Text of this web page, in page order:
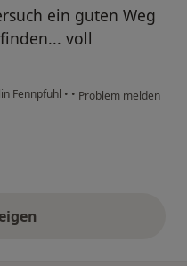
ein guten Weg
voll
Fennpfuhl • • Problem melden
Stellungnahmen